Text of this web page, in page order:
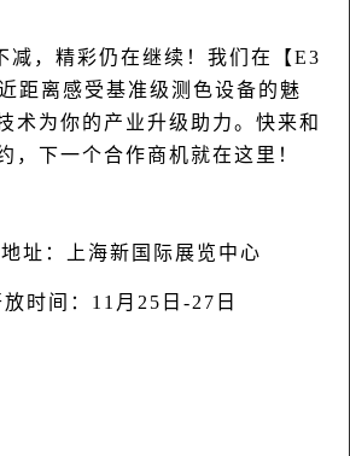
减，精彩仍在继续！我们在【E3
距离感受基准级测色设备的魅
术为你的产业升级助力。快来和
，下一个合作商机就在这里！
地址：上海新国际展览中心
放时间：11月25日-27日